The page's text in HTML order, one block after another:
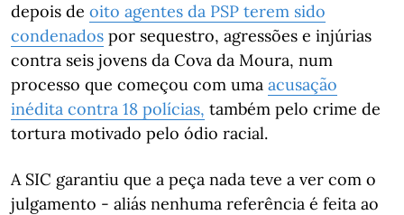
depois de oito agentes da PSP terem sido
condenados por sequestro, agressões e injúrias
contra seis jovens da Cova da Moura, num
processo que começou com uma acusação
inédita contra 18 polícias, também pelo crime de
tortura motivado pelo ódio racial.
A SIC garantiu que a peça nada teve a ver com o
julgamento - aliás nenhuma referência é feita ao